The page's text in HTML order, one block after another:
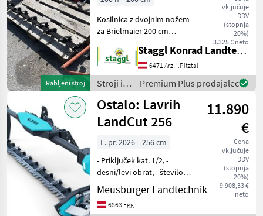
Sonstige
IZBERITE
KATEGORIJO
Sonstige
BB Umwelttechnik
Steyr
Gaspardo
Rapid
Reform
Rabljeni stroj
200 cm
vključuje
DDV
(stopnja
20%)
3.325 € neto
Kosilnica z dvojnim nožem
za Brielmaier 200 cm
Brielmaier Brielmaier
vgrajuje izključno stabilne
portalne kosilnice z
dvojnim nožem si
Staggl Konrad Landtechnik Oberland
6471 Arzl i.Pitztal
Stroji in
oprema
za žetev
in
spravilo
Premium Plus prodajalec
Ostalo: Lavrih
LandCut 256
11.890
€
Cena
vključuje
DDV
(stopnja
20%)
9.908,33 €
neto
L. pr. 2026
256 cm
- Priključek kat. 1/2, -
desni/levi obrat, - število
vrtljajev priključnega greda
540/1000, - nosilec ESM 256
cm, - na voljo v različnih
Meusburger Landtechnik
6863 Egg